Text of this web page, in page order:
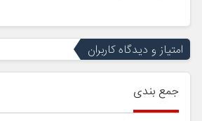
امتیاز و دیدگاه کاربران
جمع بندی